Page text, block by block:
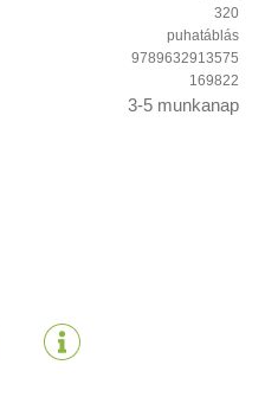
320
puhatáblás
9789632913575
169822
3-5 munkanap